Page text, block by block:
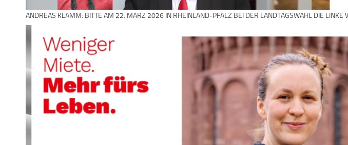
ANDREAS KLAMM: BITTE AM 22. MÄRZ 2026 IN RHEINLAND-PFALZ BEI DER LANDTAGSWAHL DIE LINKE